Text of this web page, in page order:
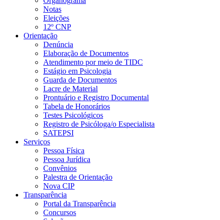
Notas
Eleições
12º CNP
Orientação
Denúncia
Elaboração de Documentos
Atendimento por meio de TIDC
Estágio em Psicologia
Guarda de Documentos
Lacre de Material
Prontuário e Registro Documental
Tabela de Honorários
Testes Psicológicos
Registro de Psicóloga/o Especialista
SATEPSI
Serviços
Pessoa Física
Pessoa Jurídica
Convênios
Palestra de Orientação
Nova CIP
Transparência
Portal da Transparência
Concursos